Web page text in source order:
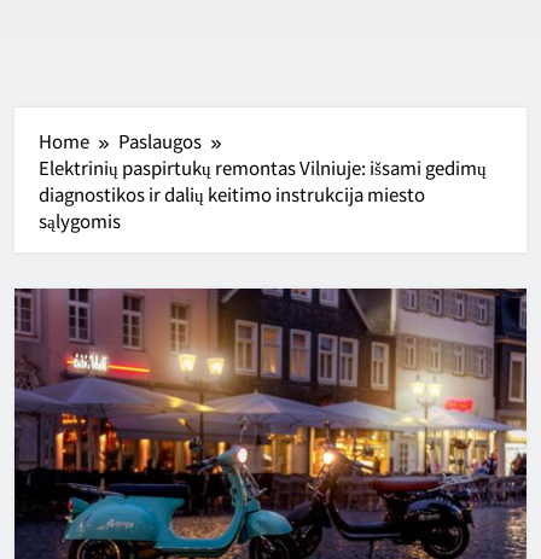
Home
Paslaugos
Elektrinių paspirtukų remontas Vilniuje: išsami gedimų
diagnostikos ir dalių keitimo instrukcija miesto
sąlygomis